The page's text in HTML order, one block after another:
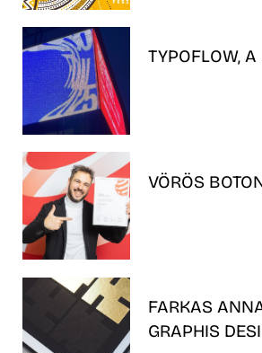
TYPOFLOW,
VÖRÖS
FARKAS
GRAPHIS